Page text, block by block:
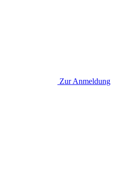
Zur Anmeldung